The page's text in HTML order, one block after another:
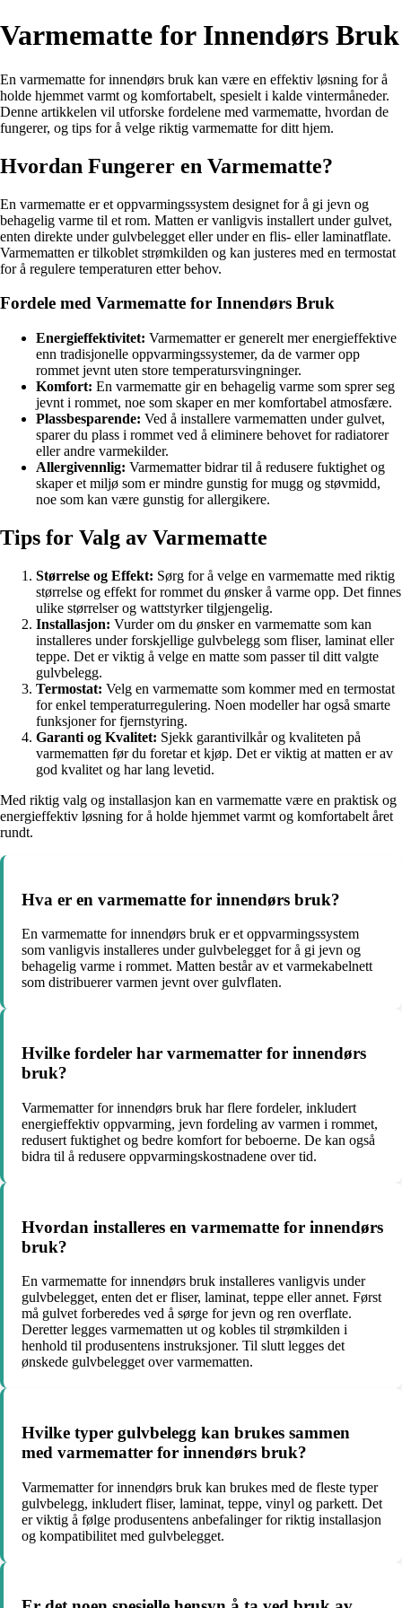
Varmematte for Innendørs Bruk
En varmematte for innendørs bruk kan være en effektiv løsning for å
holde hjemmet varmt og komfortabelt, spesielt i kalde vintermåneder.
Denne artikkelen vil utforske fordelene med varmematte, hvordan de
fungerer, og tips for å velge riktig varmematte for ditt hjem.
Hvordan Fungerer en Varmematte?
En varmematte er et oppvarmingssystem designet for å gi jevn og
behagelig varme til et rom. Matten er vanligvis installert under gulvet,
enten direkte under gulvbelegget eller under en flis- eller laminatflate.
Varmematten er tilkoblet strømkilden og kan justeres med en termostat
for å regulere temperaturen etter behov.
Fordele med Varmematte for Innendørs Bruk
Energieffektivitet: Varmematter er generelt mer energieffektive
enn tradisjonelle oppvarmingssystemer, da de varmer opp
rommet jevnt uten store temperatursvingninger.
Komfort: En varmematte gir en behagelig varme som sprer seg
jevnt i rommet, noe som skaper en mer komfortabel atmosfære.
Plassbesparende: Ved å installere varmematten under gulvet,
sparer du plass i rommet ved å eliminere behovet for radiatorer
eller andre varmekilder.
Allergivennlig: Varmematter bidrar til å redusere fuktighet og
skaper et miljø som er mindre gunstig for mugg og støvmidd,
noe som kan være gunstig for allergikere.
Tips for Valg av Varmematte
Størrelse og Effekt: Sørg for å velge en varmematte med riktig
størrelse og effekt for rommet du ønsker å varme opp. Det finnes
ulike størrelser og wattstyrker tilgjengelig.
Installasjon: Vurder om du ønsker en varmematte som kan
installeres under forskjellige gulvbelegg som fliser, laminat eller
teppe. Det er viktig å velge en matte som passer til ditt valgte
gulvbelegg.
Termostat: Velg en varmematte som kommer med en termostat
for enkel temperaturregulering. Noen modeller har også smarte
funksjoner for fjernstyring.
Garanti og Kvalitet: Sjekk garantivilkår og kvaliteten på
varmematten før du foretar et kjøp. Det er viktig at matten er av
god kvalitet og har lang levetid.
Med riktig valg og installasjon kan en varmematte være en praktisk og
energieffektiv løsning for å holde hjemmet varmt og komfortabelt året
rundt.
Hva er en varmematte for innendørs bruk?
En varmematte for innendørs bruk er et oppvarmingssystem
som vanligvis installeres under gulvbelegget for å gi jevn og
behagelig varme i rommet. Matten består av et varmekabelnett
som distribuerer varmen jevnt over gulvflaten.
Hvilke fordeler har varmematter for innendørs
bruk?
Varmematter for innendørs bruk har flere fordeler, inkludert
energieffektiv oppvarming, jevn fordeling av varmen i rommet,
redusert fuktighet og bedre komfort for beboerne. De kan også
bidra til å redusere oppvarmingskostnadene over tid.
Hvordan installeres en varmematte for innendørs
bruk?
En varmematte for innendørs bruk installeres vanligvis under
gulvbelegget, enten det er fliser, laminat, teppe eller annet. Først
må gulvet forberedes ved å sørge for jevn og ren overflate.
Deretter legges varmematten ut og kobles til strømkilden i
henhold til produsentens instruksjoner. Til slutt legges det
ønskede gulvbelegget over varmematten.
Hvilke typer gulvbelegg kan brukes sammen
med varmematter for innendørs bruk?
Varmematter for innendørs bruk kan brukes med de fleste typer
gulvbelegg, inkludert fliser, laminat, teppe, vinyl og parkett. Det
er viktig å følge produsentens anbefalinger for riktig installasjon
og kompatibilitet med gulvbelegget.